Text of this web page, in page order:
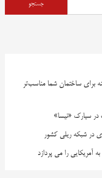
برای ساختمان شما مناسب‌تر
سیارک «نیسا»
در شبکه ریلی کشور
آمریکایی را می پردازد